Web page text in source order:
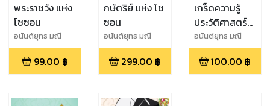
พระราชวัง แห่ง
โชซอน
อนันต์ยุทธ มณี
จันทร์
99.00 ฿
กษัตริย์ แห่ง โช
ซอน
อนันต์ยุทธ มณี
จันทร์
299.00 ฿
เกร็ดความรู้
ประวัติศาสตร์
เกาหลี เล่ม1
อนันต์ยุทธ มณี
จันทร์
100.00 ฿